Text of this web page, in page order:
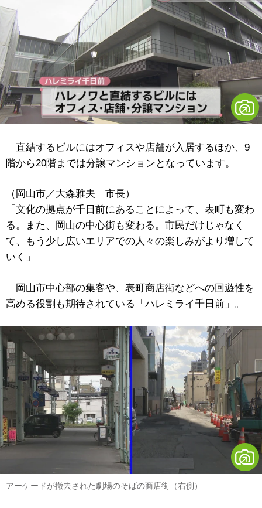
直結するビルにはオフィスや店舗が入居するほか、9
階から20階までは分譲マンションとなっています。
（岡山市／大森雅夫 市長）
「文化の拠点が千日前にあることによって、表町も変わ
る。また、岡山の中心街も変わる。市民だけじゃなく
て、もう少し広いエリアでの人々の楽しみがより増して
いく」
岡山市中心部の集客や、表町商店街などへの回遊性を
高める役割も期待されている「ハレミライ千日前」。
アーケードが撤去された劇場のそばの商店街（右側）